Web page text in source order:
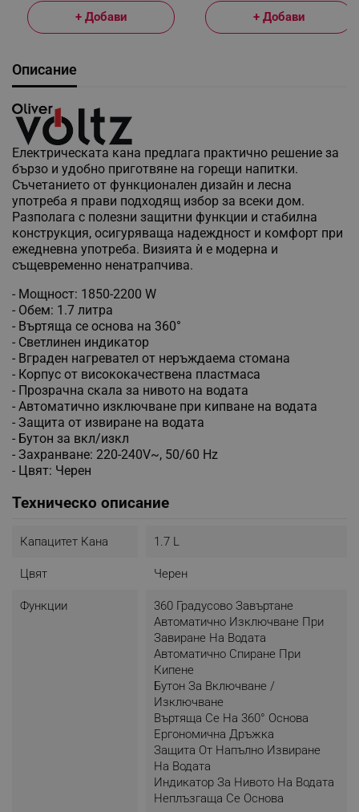
+ Добави + Добави
Описание
Електрическата кана предлага практично решение за
бързо и удобно приготвяне на горещи напитки.
Съчетанието от функционален дизайн и лесна
употреба я прави подходящ избор за всеки дом.
Разполага с полезни защитни функции и стабилна
конструкция, осигуряваща надеждност и комфорт при
ежедневна употреба. Визията ѝ е модерна и
същевременно ненатрапчива.
- Мощност: 1850-2200 W
- Обем: 1.7 литра
- Въртяща се основа на 360°
- Светлинен индикатор
- Вграден нагревател от неръждаема стомана
- Корпус от висококачествена пластмаса
- Прозрачна скала за нивото на водата
- Автоматично изключване при кипване на водата
- Защита от извиране на водата
- Бутон за вкл/изкл
- Захранване: 220-240V~, 50/60 Hz
- Цвят: Черен
Техническо описание
Капацитет Кана 1.7 L
Цвят Черен
Функции
360 Градусово Завъртане
Автоматично Изключване При
Завиране На Водата
Автоматично Спиране При
Кипене
Бутон За Включване /
Изключване
Въртяща Се На 360° Основа
Ергономична Дръжка
Защита От Напълно Извиране
На Водата
Индикатор За Нивото На Водата
Неплъзгаща Се Основа